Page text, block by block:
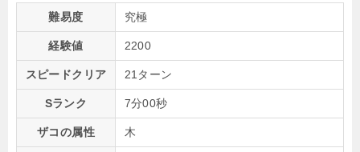
難易度 究極
経験値 2200
スピードクリア 21ターン
Sランク 7分00秒
ザコの属性 木